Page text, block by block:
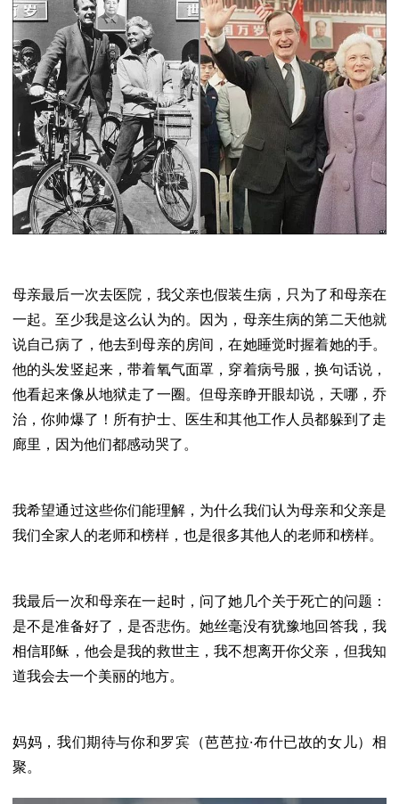
母亲最后一次去医院，我父亲也假装生病，只为了和母亲在
一起。至少我是这么认为的。因为，母亲生病的第二天他就
说自己病了，他去到母亲的房间，在她睡觉时握着她的手。
他的头发竖起来，带着氧气面罩，穿着病号服，换句话说，
他看起来像从地狱走了一圈。但母亲睁开眼却说，天哪，乔
治，你帅爆了！所有护士、医生和其他工作人员都躲到了走
廊里，因为他们都感动哭了。
我希望通过这些你们能理解，为什么我们认为母亲和父亲是
我们全家人的老师和榜样，也是很多其他人的老师和榜样。
我最后一次和母亲在一起时，问了她几个关于死亡的问题：
是不是准备好了，是否悲伤。她丝毫没有犹豫地回答我，我
相信耶稣，他会是我的救世主，我不想离开你父亲，但我知
道我会去一个美丽的地方。
妈妈，我们期待与你和罗宾（芭芭拉·布什已故的女儿）相
聚。